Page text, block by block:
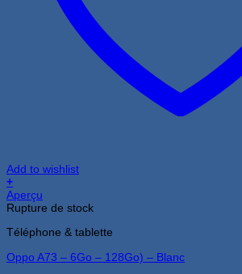
Add to wishlist
+
Aperçu
Rupture de stock
Téléphone & tablette
Oppo A73 – 6Go – 128Go) – Blanc